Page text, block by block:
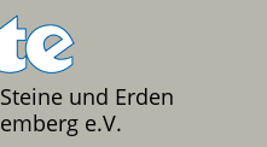
und Erden
e.V.